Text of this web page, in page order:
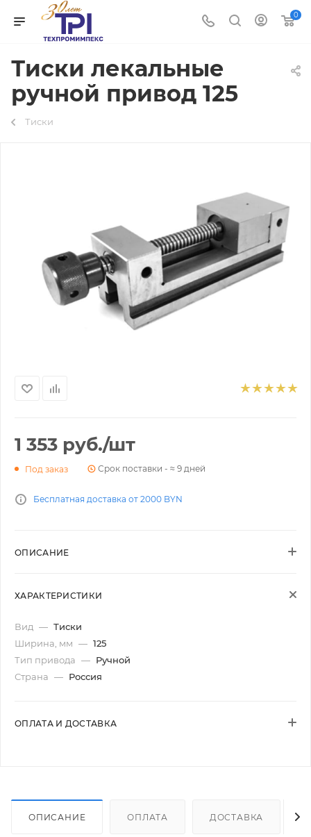
0
Тиски лекальные
ручной привод 125
Тиски
1 353 руб./шт
Под заказ Срок поставки - ≈ 9 дней
Бесплатная доставка от 2000 BYN
ОПИСАНИЕ
ХАРАКТЕРИСТИКИ
Вид — Тиски
Ширина, мм — 125
Тип привода — Ручной
Страна — Россия
ОПЛАТА И ДОСТАВКА
ОПИСАНИЕ ОПЛАТА ДОСТАВКА